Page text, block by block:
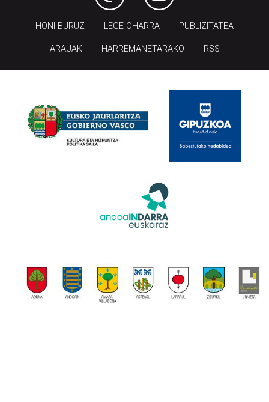
HONI BURUZ LEGE OHARRA PUBLIZITATEA
ARAUAK HARREMANETARAKO RSS